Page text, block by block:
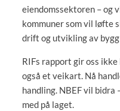
eiendomssektoren – og
kommuner som vil løfte
drift og utvikling av
RIFs rapport gir oss ikke
også et veikart. Nå
handling. NBEF vil bidra
med på laget.